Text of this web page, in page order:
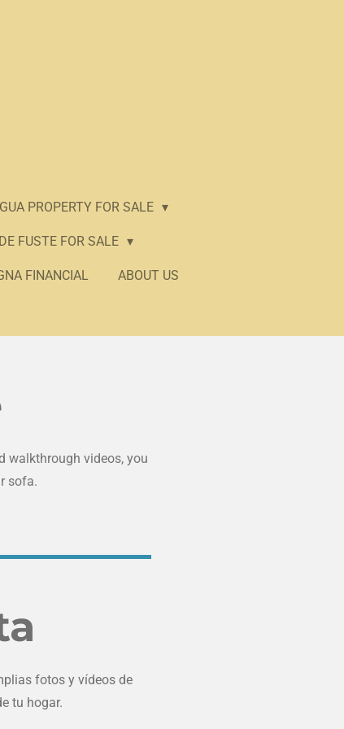
PROPERTY FOR SALE
FUSTE FOR SALE
FINANCIAL ABOUT US
walkthrough videos, you
sofa.
fotos y vídeos de
tu hogar.